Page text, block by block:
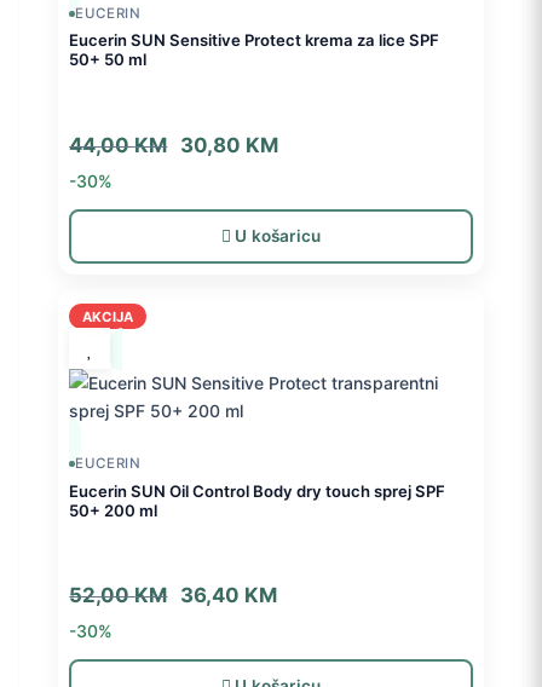
EUCERIN
Eucerin SUN Sensitive Protect krema za lice SPF
50+ 50 ml
44,00KM
Izvorna
30,80 KMTrenutna
30,80 KM.
-30%
U košaricu
AKCIJA
EUCERIN
Eucerin SUN Oil Control Body dry touch sprej SPF
50+ 200 ml
52,00KM
Izvorna
36,40 KMTrenutna
36,40 KM.
-30%